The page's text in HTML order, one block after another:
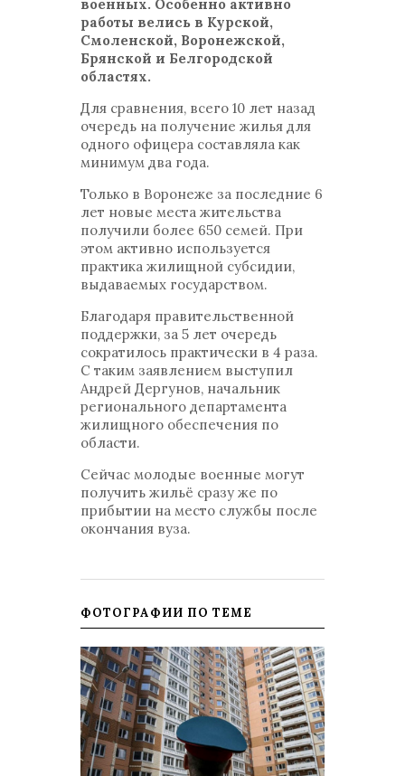
военных. Особенно активно
работы велись в Курской,
Смоленской, Воронежской,
Брянской и Белгородской
областях.
Для сравнения, всего 10 лет назад
очередь на получение жилья для
одного офицера составляла как
минимум два года.
Только в Воронеже за последние 6
лет новые места жительства
получили более 650 семей. При
этом активно используется
практика жилищной субсидии,
выдаваемых государством.
Благодаря правительственной
поддержки, за 5 лет очередь
сократилось практически в 4 раза.
С таким заявлением выступил
Андрей Дергунов, начальник
регионального департамента
жилищного обеспечения по
области.
Сейчас молодые военные могут
получить жильё сразу же по
прибытии на место службы после
окончания вуза.
ФОТОГРАФИИ ПО ТЕМЕ